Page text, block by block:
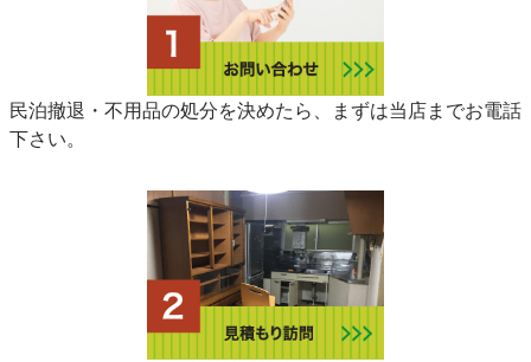
民泊撤退・不用品の処分を決めたら、まずは当店までお電話
下さい。